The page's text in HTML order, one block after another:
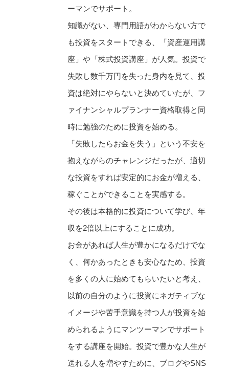
ーマンでサポート。
知識がない、専門用語がわからない方で
も投資をスタートできる、「資産運用講
座」や「株式投資講座」が人気。投資で
失敗し数千万円を失った身内を見て、投
資は絶対にやらないと決めていたが、フ
ァイナンシャルプランナー資格取得と同
時に勉強のために投資を始める。
「失敗したらお金を失う」という不安を
抱えながらのチャレンジだったが、適切
な投資をすれば安定的にお金が増える、
稼ぐことができることを実感する。
その後は本格的に投資について学び、年
収を2倍以上にすることに成功。
お金があれば人生が豊かになるだけでな
く、何かあったときも安心なため、投資
を多くの人に始めてもらいたいと考え、
以前の自分のように投資にネガティブな
イメージや苦手意識を持つ人が投資を始
められるようにマンツーマンでサポート
をする講座を開始。投資で豊かな人生が
送れる人を増やすために、ブログやSNS